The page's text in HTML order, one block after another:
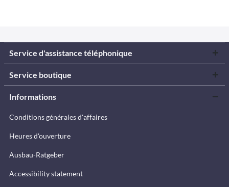
Service d'assistance téléphonique
Service boutique
Informations
Conditions générales d'affaires
Heures d'ouverture
Ausbau-Ratgeber
Accessibility statement